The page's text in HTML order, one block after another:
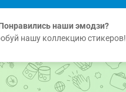
наши эмодзи?
нашу коллекцию стикеров!